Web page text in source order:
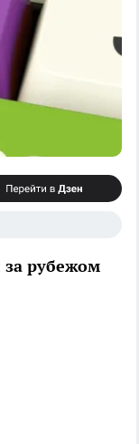
за рубежом